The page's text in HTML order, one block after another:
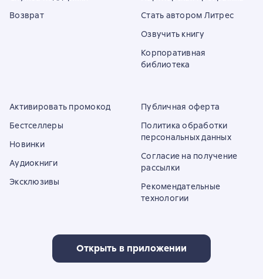
Возврат
Стать автором Литрес
Озвучить книгу
Корпоративная
библиотека
Активировать промокод
Бестселлеры
Новинки
Аудиокниги
Эксклюзивы
Публичная оферта
Политика обработки
персональных данных
Согласие на получение
рассылки
Рекомендательные
технологии
Открыть в приложении